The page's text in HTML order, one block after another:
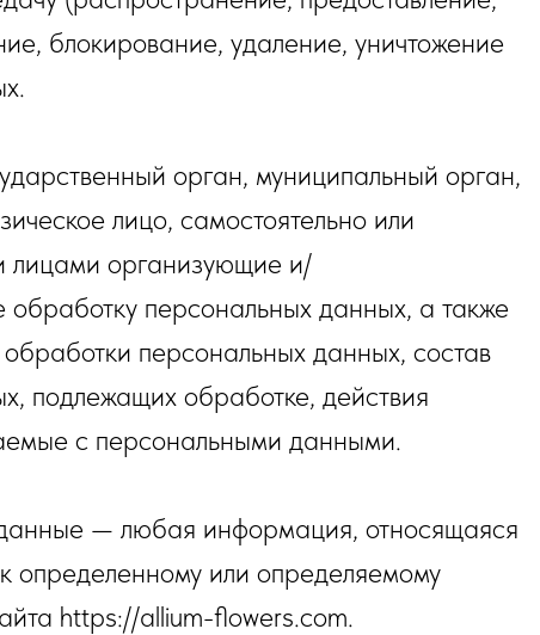
блокирование, удаление, уничтожение
орган, муниципальный орган,
лицо, самостоятельно или
лицами организующие и/
персональных данных, а также
персональных данных, состав
подлежащих обработке, действия
с персональными данными.
— любая информация, относящаяся
определенному или определяемому
https://allium-flowers.com.